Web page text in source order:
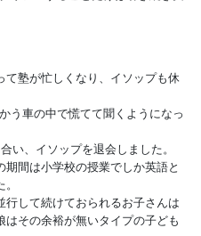
て塾が忙しくなり、イソップも休
う車の中で慌てて聞くようになっ
い、イソップを退会しました。
間は小学校の授業でしか英語と
して続けておられるお子さんは
その余裕が無いタイプの子ども